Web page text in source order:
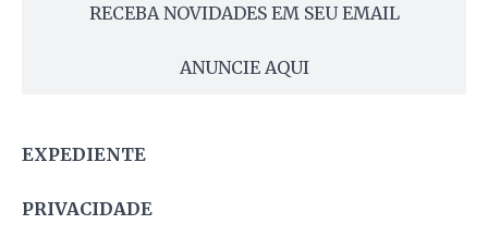
RECEBA NOVIDADES EM SEU EMAIL
ANUNCIE AQUI
EXPEDIENTE
PRIVACIDADE